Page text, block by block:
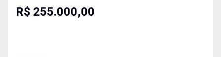
R$ 255.000,00